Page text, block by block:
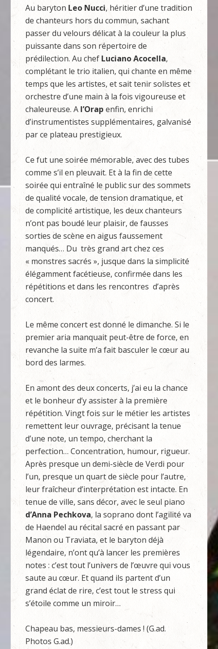
Au baryton Leo Nucci, héritier d’une tradition
de chanteurs hors du commun, sachant
passer du velours délicat à la couleur la plus
puissante dans son répertoire de
prédilection. Au chef Luciano Acocella,
complétant le trio italien, qui chante en même
temps que les artistes, et sait tenir solistes et
orchestre d’une main à la fois vigoureuse et
chaleureuse. A l’Orap enfin, enrichi
d’instrumentistes supplémentaires, galvanisé
par ce plateau prestigieux.
Ce fut une soirée mémorable, avec des tubes
comme s’il en pleuvait. Et à la fin de cette
soirée qui entraîné le public sur des sommets
de qualité vocale, de tension dramatique, et
de complicité artistique, les deux chanteurs
n’ont pas boudé leur plaisir, de fausses
sorties de scène en aigus faussement
manqués… Du très grand art chez ces
« monstres sacrés », jusque dans la simplicité
élégamment facétieuse, confirmée dans les
répétitions et dans les rencontres d’après
concert.
Le même concert est donné le dimanche. Si le
premier aria manquait peut-être de force, en
revanche la suite m’a fait basculer le cœur au
bord des larmes.
En amont des deux concerts, j’ai eu la chance
et le bonheur d’y assister à la première
répétition. Vingt fois sur le métier les artistes
remettent leur ouvrage, précisant la tenue
d’une note, un tempo, cherchant la
perfection… Concentration, humour, rigueur.
Après presque un demi-siècle de Verdi pour
l’un, presque un quart de siècle pour l’autre,
leur fraîcheur d’interprétation est intacte. En
tenue de ville, sans décor, avec le seul piano
d’Anna Pechkova, la soprano dont l’agilité va
de Haendel au récital sacré en passant par
Manon ou Traviata, et le baryton déjà
légendaire, n’ont qu’à lancer les premières
notes : c’est tout l’univers de l’œuvre qui vous
saute au cœur. Et quand ils partent d’un
grand éclat de rire, c’est tout le stress qui
s’étoile comme un miroir…
Chapeau bas, messieurs-dames ! (G.ad.
Photos G.ad.)